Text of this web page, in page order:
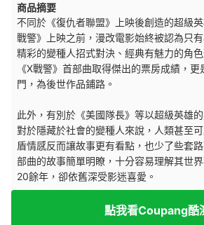
商品摘要
不同於《復仇者聯盟》上映後創造的超級
戰警》上映之前，漫改電影始終被認為只
精彩的變種人招式對決、經典有魅力的角
《X戰警》首部曲取得傑出的票房成績，
門，為後世作品鋪路。
此外，有別於《美國隊長》等以超級英雄
對於隱藏於社會的變種人來說，人類甚至
盾情感反而讓故事更有看點，也少了些套
部曲的故事簡單明瞭，十分容易理解其世
20餘年，卻依舊深受影迷喜愛。
點我看Coupang酷